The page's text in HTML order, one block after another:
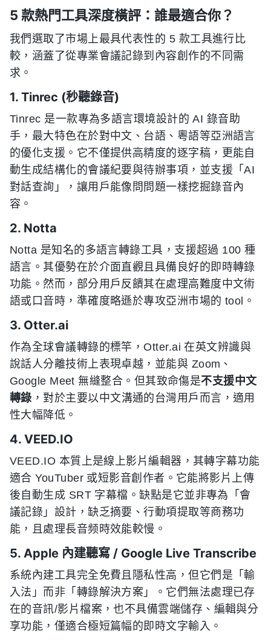
5 款熱門工具深度橫評：誰最適合你？
我們選取了市場上最具代表性的 5 款工具進行比
較，涵蓋了從專業會議記錄到內容創作的不同需
求。
1. Tinrec (秒聽錄音)
Tinrec 是一款專為多語言環境設計的 AI 錄音助
手，最大特色在於對中文、台語、粵語等亞洲語言
的優化支援。它不僅提供高精度的逐字稿，更能自
動生成結構化的會議紀要與待辦事項，並支援「AI
對話查詢」，讓用戶能像問問題一樣挖掘錄音內
容。
2. Notta
Notta 是知名的多語言轉錄工具，支援超過 100 種
語言。其優勢在於介面直觀且具備良好的即時轉錄
功能。然而，部分用戶反饋其在處理高難度中文術
語或口音時，準確度略遜於專攻亞洲市場的 tool。
3. Otter.ai
作為全球會議轉錄的標竿，Otter.ai 在英文辨識與
說話人分離技術上表現卓越，並能與 Zoom、
Google Meet 無縫整合。但其致命傷是不支援中文
轉錄 ，對於主要以中文溝通的台灣用戶而言，適用
性大幅降低。
4. VEED.IO
VEED.IO 本質上是線上影片編輯器，其轉字幕功能
適合 YouTuber 或短影音創作者。它能將影片上傳
後自動生成 SRT 字幕檔。缺點是它並非專為「會
議記錄」設計，缺乏摘要、行動項提取等商務功
能，且處理長音频時效能較慢。
5. Apple 內建聽寫 / Google Live Transcribe
系統內建工具完全免費且隱私性高，但它們是「輸
入法」而非「轉錄解決方案」。它們無法處理已存
在的音訊/影片檔案，也不具備雲端儲存、編輯與分
享功能，僅適合極短篇幅的即時文字輸入。